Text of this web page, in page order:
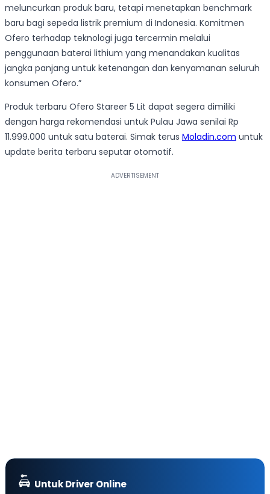
meluncurkan produk baru, tetapi menetapkan benchmark
baru bagi sepeda listrik premium di Indonesia. Komitmen
Ofero terhadap teknologi juga tercermin melalui
penggunaan baterai lithium yang menandakan kualitas
jangka panjang untuk ketenangan dan kenyamanan seluruh
konsumen Ofero.”
Produk terbaru Ofero Stareer 5 Lit dapat segera dimiliki
dengan harga rekomendasi untuk Pulau Jawa senilai Rp
11.999.000 untuk satu baterai. Simak terus Moladin.com untuk
update berita terbaru seputar otomotif.
Untuk Driver Online